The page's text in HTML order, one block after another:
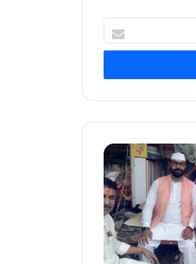
your
address